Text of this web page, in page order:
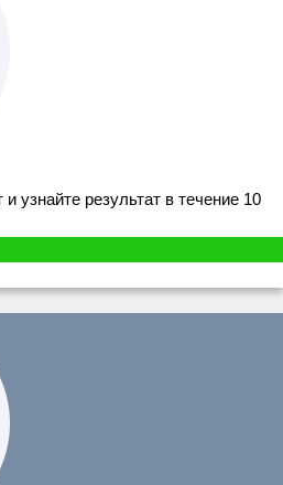
узнайте результат в течение 10